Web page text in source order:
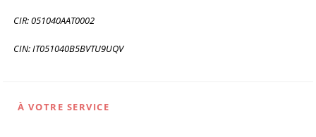
CIR: 051040AAT0002
CIN: IT051040B5BVTU9UQV
À VOTRE SERVICE